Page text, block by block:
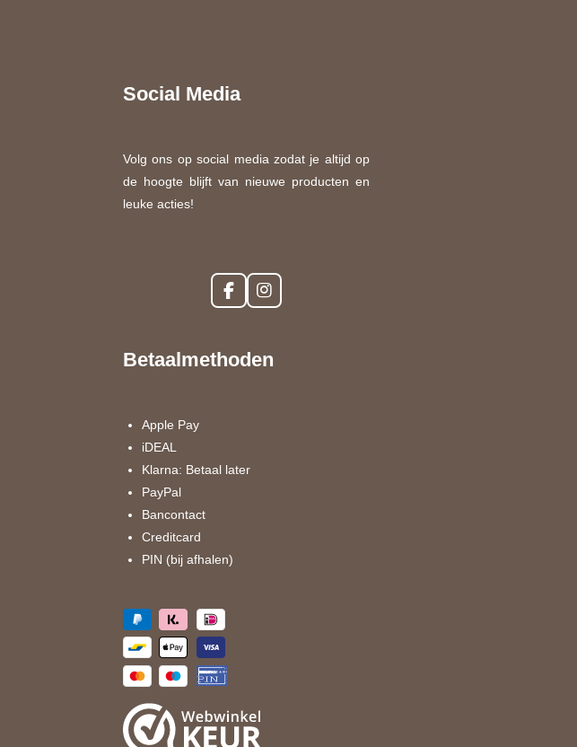
Social Media
Volg ons op social media zodat je altijd op
de hoogte blijft van nieuwe producten en
leuke acties!
F
a
b
I
n
a
Betaalmethoden
Apple Pay
iDEAL
Klarna: Betaal later
PayPal
Bancontact
Creditcard
PIN (bij afhalen)